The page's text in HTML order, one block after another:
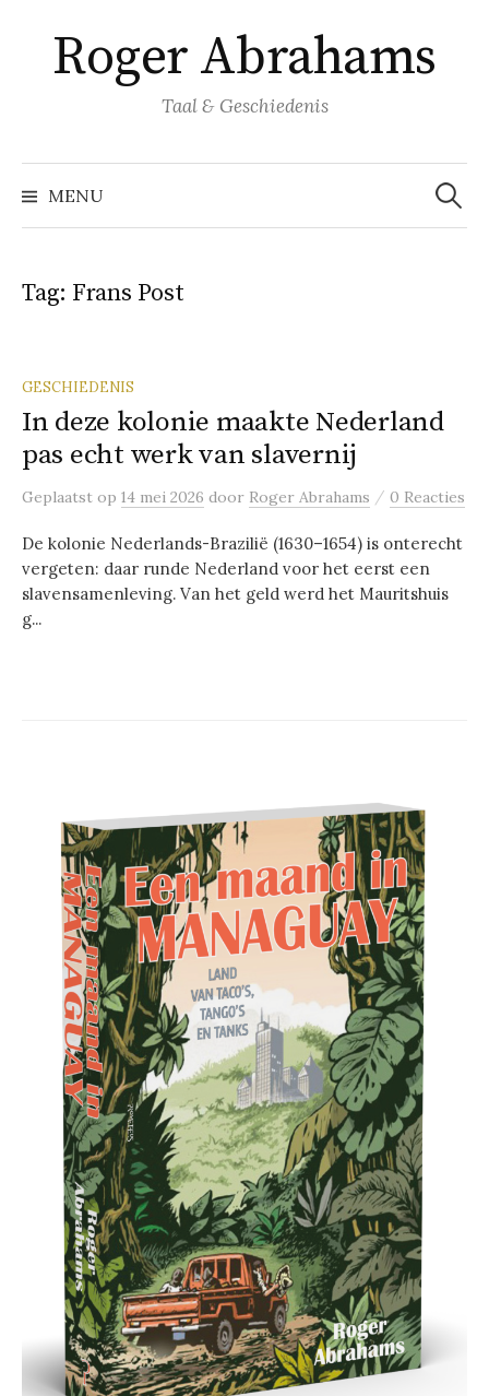
inhoud
springen
Roger Abrahams
Taal & Geschiedenis
MENU
Zoeken
naar:
Tag: Frans Post
GESCHIEDENIS
In deze kolonie maakte Nederland
pas echt werk van slavernij
Geplaatst op 14 mei 2026 door Roger Abrahams / 0 Reacties
De kolonie Nederlands-Brazilië (1630–1654) is onterecht
vergeten: daar runde Nederland voor het eerst een
slavensamenleving. Van het geld werd het Mauritshuis
g...